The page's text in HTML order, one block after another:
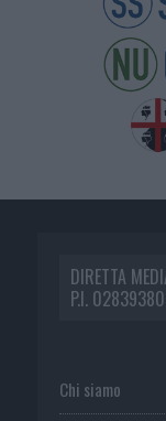
DIRETTA
P.I.
Chi siamo